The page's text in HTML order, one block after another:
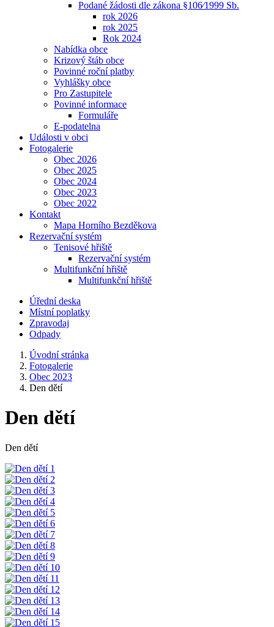
Podané žádosti dle zákona §106⁄1999 Sb.
rok 2026
rok 2025
Rok 2024
Nabídka obce
Krizový štáb obce
Povinné roční platby
Vyhlášky obce
Pro Zastupitele
Povinné informace
Formuláře
E-podatelna
Události v obci
Fotogalerie
Obec 2026
Obec 2025
Obec 2024
Obec 2023
Obec 2022
Kontakt
Mapa Horního Bezděkova
Rezervační systém
Tenisové hřiště
Rezervační systém
Multifunkční hřiště
Multifunkční hřiště
Úřední deska
Místní poplatky
Zpravodaj
Odpady
Úvodní stránka
Fotogalerie
Obec 2023
Den dětí
Den dětí
Den dětí